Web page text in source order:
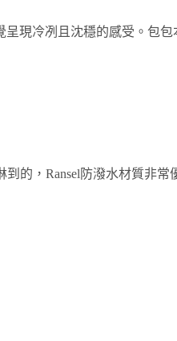
現冷冽且沈穩的感受。包
的，Ransel防潑水材質非常